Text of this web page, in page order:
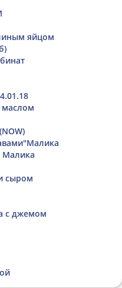
яйцом
Малика
сыром
с джемом